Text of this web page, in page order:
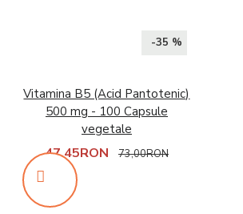
-35 %
Vitamina B5 (Acid Pantotenic)
500 mg - 100 Capsule
vegetale
47,45RON 73,00RON